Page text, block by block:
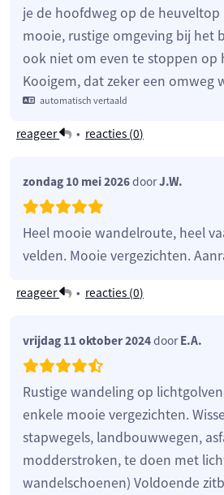
je de hoofdweg op de heuveltop
mooie, rustige omgeving bij het
ook niet om even te stoppen op
Kooigem, dat zeker een omweg
automatisch vertaald
reageer • reacties (0)
zondag 10 mei 2026doorJ.W.
Heel mooie wandelroute, heel
velden. Mooie vergezichten.
reageer • reacties (0)
vrijdag 11 oktober 2024doorE.A.
Rustige wandeling op
enkele mooie vergezichten.
stapwegels, landbouwwegen,
modderstroken, te doen met
wandelschoenen) Voldoende